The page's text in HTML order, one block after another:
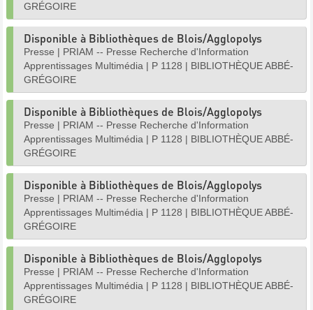
GRÉGOIRE
Disponible à Bibliothèques de Blois/Agglopolys
Presse | PRIAM -- Presse Recherche d'Information
Apprentissages Multimédia | P 1128 | BIBLIOTHÈQUE ABBÉ-
GRÉGOIRE
Disponible à Bibliothèques de Blois/Agglopolys
Presse | PRIAM -- Presse Recherche d'Information
Apprentissages Multimédia | P 1128 | BIBLIOTHÈQUE ABBÉ-
GRÉGOIRE
Disponible à Bibliothèques de Blois/Agglopolys
Presse | PRIAM -- Presse Recherche d'Information
Apprentissages Multimédia | P 1128 | BIBLIOTHÈQUE ABBÉ-
GRÉGOIRE
Disponible à Bibliothèques de Blois/Agglopolys
Presse | PRIAM -- Presse Recherche d'Information
Apprentissages Multimédia | P 1128 | BIBLIOTHÈQUE ABBÉ-
GRÉGOIRE